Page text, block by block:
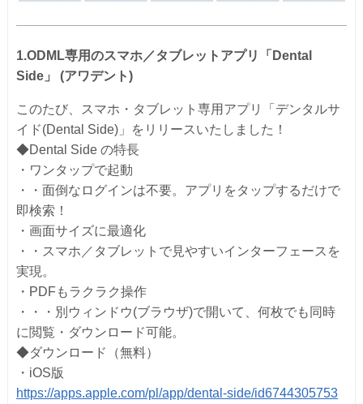
1.ODML専用のスマホ／タブレットアプリ「Dental
Side」 (アワデント)
このたび、スマホ・タブレット専用アプリ「デンタルサ
イド(Dental Side)」をリリースいたしました！
◆Dental Side の特長
・ワンタップで起動
・・面倒なログインは不要。アプリをタップするだけで
即検索！
・画面サイズに最適化
・・スマホ／タブレットで見やすいインターフェースを
実現。
・PDFもラクラク操作
・・・別ウィンドウ(ブラウザ)で開いて、何枚でも同時
に閲覧・ダウンロード可能。
◆ダウンロード（無料）
・iOS版
https://apps.apple.com/pl/app/dental-side/id6744305753